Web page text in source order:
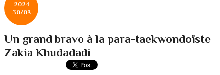
2024
30/08
Un grand bravo à la para-taekwondoïste
Zakia Khudadadi